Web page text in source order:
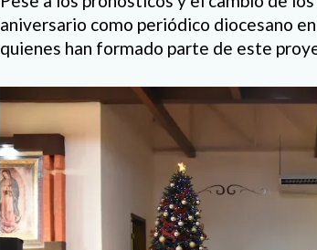
aniversario como periódico diocesano
quienes han formado parte de este